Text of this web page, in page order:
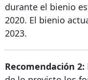
durante el bienio
2020. El bienio
2023.
Recomendación 2: